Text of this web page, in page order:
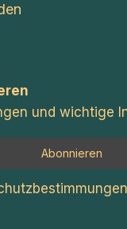
und wichtige